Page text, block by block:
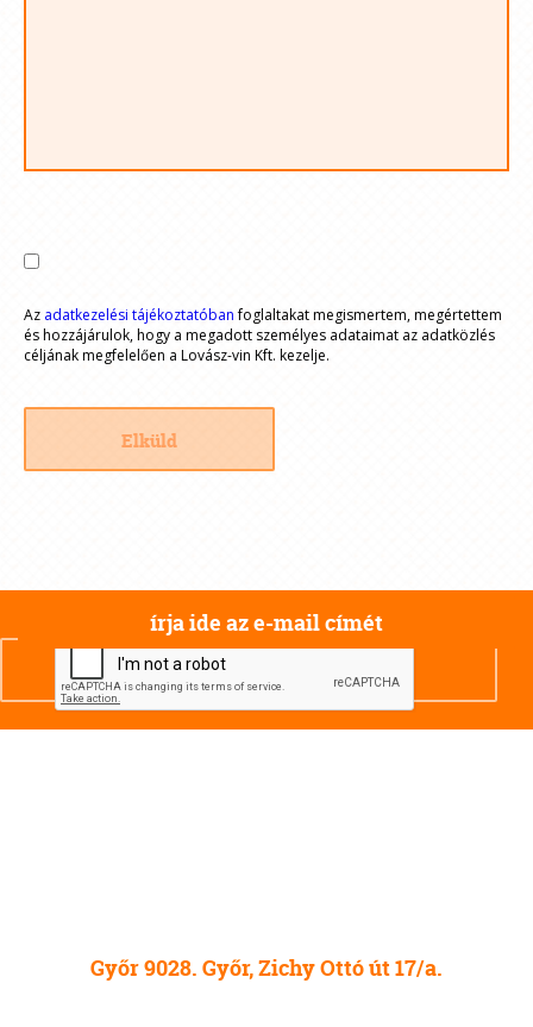
Az adatkezelési tájékoztatóbanfoglaltakat megismertem, megértettem
és hozzájárulok, hogy a megadott személyes adataimat az adatközlés
céljának megfelelően a Lovász-vin Kft. kezelje.
Elküld
Győr 9028. Győr, Zichy Ottó út 17/a.